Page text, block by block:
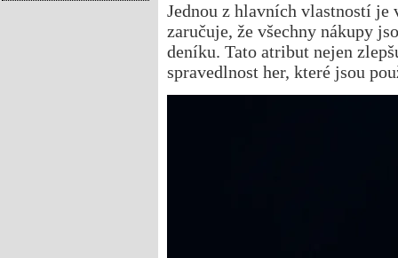
Jednou z hlavních vlastností
zaručuje, že všechny nákupy
deníku. Tato atribut nejen
spravedlnost her, které jsou